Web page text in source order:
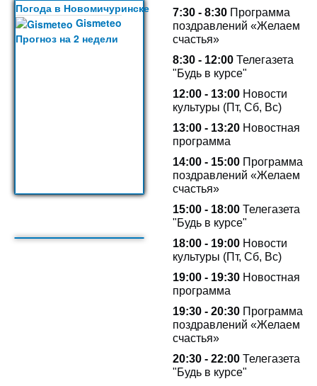
Погода в Новомичуринске
Gismeteo
Прогноз на 2 недели
7:30 - 8:30 Программа
поздравлений «Желаем
счастья»
8:30 - 12:00 Телегазета
"Будь в курсе"
12:00 - 13:00 Новости
культуры (Пт, Сб, Вс)
13:00 - 13:20 Новостная
программа
14:00 - 15:00 Программа
поздравлений «Желаем
счастья»
15:00 - 18:00 Телегазета
"Будь в курсе"
18:00 - 19:00 Новости
культуры (Пт, Сб, Вс)
19:00 - 19:30 Новостная
программа
19:30 - 20:30 Программа
поздравлений «Желаем
счастья»
20:30 - 22:00 Телегазета
"Будь в курсе"